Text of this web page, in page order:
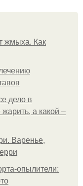
жмыха. Как
дело в
а какой –
Варенье,
опылители: